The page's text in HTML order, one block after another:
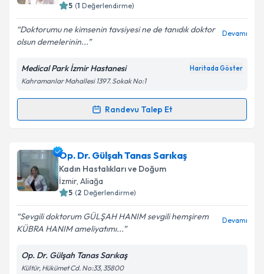
5 (1 Değerlendirme)
Doktorumu ne kimsenin tavsiyesi ne de tanıdık doktor
olsun demelerinin...
Devamı
Medical Park İzmir Hastanesi Haritada Göster
Kahramanlar Mahallesi 1397. Sokak No:1
Randevu Talep Et
Randevu Takvimi Talebi
Op. Dr. Damla Sönmez Yalçınkayaiçin randevu
takvimi talebi oluşturun. Size bu uzmandan randevu
almanız için bir takvim hazırlandığında e-posta ile
bilgilendireceğiz.
E-posta Adresiniz
Kişisel verilerimin işlenmesine ilişkin
Op. Dr. Gülşah Tanas Sarıkaş
Kadın Hastalıkları ve Doğum
İzmir, Aliağa
5 (2 Değerlendirme)
Sevgili doktorum GÜLŞAH HANIM sevgili hemşirem
KÜBRA HANIM ameliyatımı...
Devamı
Op. Dr. Gülşah Tanas Sarıkaş
Kültür, Hükümet Cd. No:33, 35800